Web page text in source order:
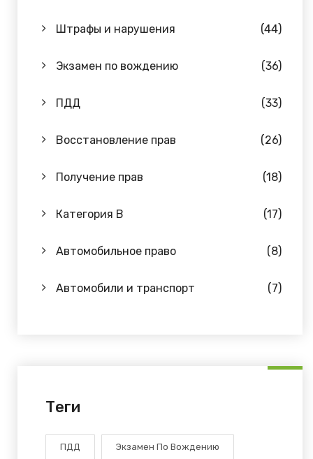
Штрафы и нарушения (44)
Экзамен по вождению (36)
ПДД (33)
Восстановление прав (26)
Получение прав (18)
Категория B (17)
Автомобильное право (8)
Автомобили и транспорт (7)
Теги
ПДД Экзамен По Вождению